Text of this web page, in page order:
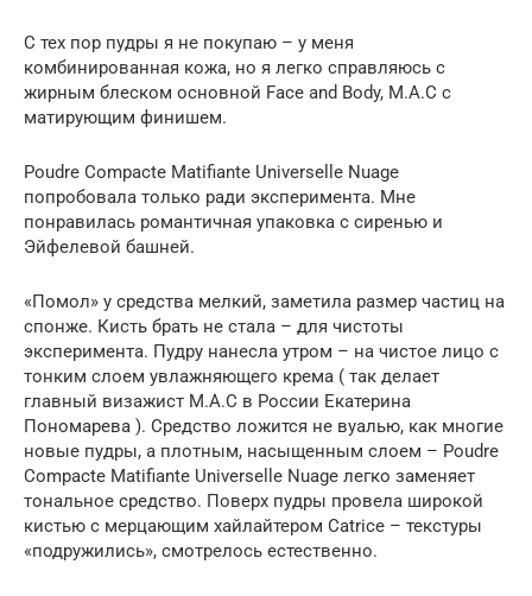
С тех пор пудры я не покупаю – у меня
комбинированная кожа, но я легко справляюсь с
жирным блеском основной Face and Body, M.A.C с
матирующим финишем.
Poudre Compacte Matifiante Universelle Nuage
попробовала только ради эксперимента. Мне
понравилась романтичная упаковка с сиренью и
Эйфелевой башней.
«Помол» у средства мелкий, заметила размер частиц на
спонже. Кисть брать не стала – для чистоты
эксперимента. Пудру нанесла утром – на чистое лицо с
тонким слоем увлажняющего крема ( так делает
главный визажист M.A.C в России Екатерина
Пономарева ). Средство ложится не вуалью, как многие
новые пудры, а плотным, насыщенным слоем – Poudre
Compacte Matifiante Universelle Nuage легко заменяет
тональное средство. Поверх пудры провела широкой
кистью с мерцающим хайлайтером Catrice – текстуры
«подружились», смотрелось естественно.